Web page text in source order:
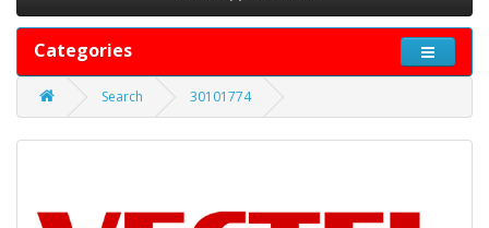
Categories
Search 30101774